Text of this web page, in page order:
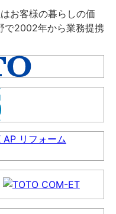
お客様の暮らしの価
で2002年から業務提携